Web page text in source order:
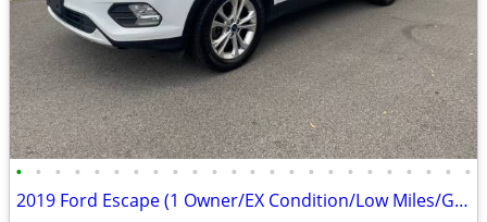
• • • • • • • • • • • • • • • • • • • • • • • •
2019 Ford Escape (1 Owner/EX Condition/Low Miles/Garage Kept)